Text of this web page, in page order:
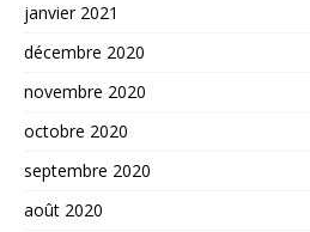
janvier 2021
décembre 2020
novembre 2020
octobre 2020
septembre 2020
août 2020